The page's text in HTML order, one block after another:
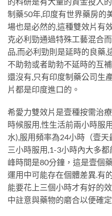
制藥50年,印度有世界藥房的
場也是必然的,這種雙效片有
克必利勁通過特殊工藝混合
品,而必利勁則是延時的良藥,
不助勃或者助勃不延時的互
還沒有,只有印度制藥公司生
片都是印度進口的。
希愛力雙效片是壹種按需治
時候服用,性生活前兩小時服
水),服用頻率為24小時（壹
三小時服用,1-3小時內大多
峰時間是80分鐘，這是壹個
運用中可能存在個體差異.有
能要花上三個小時才有好的
中註意與藥物的磨合以便確